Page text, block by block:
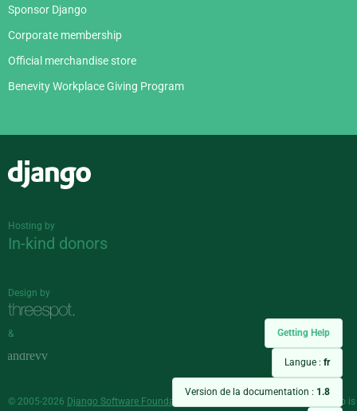
Getting Help
Langue : fr
Version de la documentation : 1.8
Sponsor Django
Corporate membership
Official merchandise store
Benevity Workplace Giving Program
Hosting by
In-kind donors
Design by
&
© 2005-2026 Django Software Foundation
and individual contributors. Django is